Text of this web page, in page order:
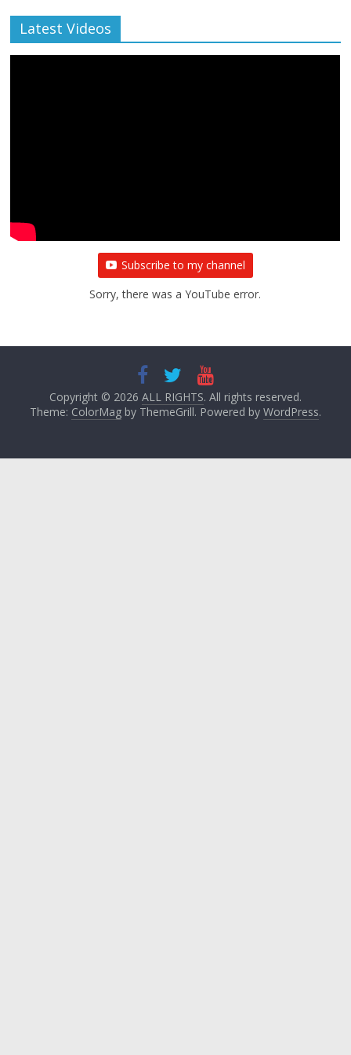
Latest Videos
Subscribe to my channel
Sorry, there was a YouTube error.
Copyright © 2026 ALL RIGHTS. All rights reserved.
Theme: ColorMagby ThemeGrill. Powered by WordPress.